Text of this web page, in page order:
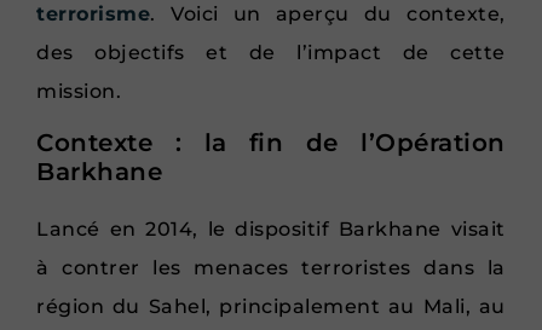
terrorisme. Voici un aperçu du contexte,
des objectifs et de l’impact de cette
mission.
Contexte : la fin de l’Opération
Barkhane
Lancé en 2014, le dispositif Barkhane visait
à contrer les menaces terroristes dans la
région du Sahel, principalement au Mali, au